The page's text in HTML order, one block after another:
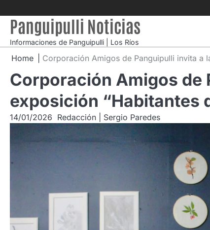
to
contentPanguipulli Noticias
Informaciones de Panguipulli | Los Ríos
Home Corporación Amigos de Panguipulli invita a
Corporación Amigos de
exposición “Habitantes
14/01/2026 Redacción | Sergio Paredes